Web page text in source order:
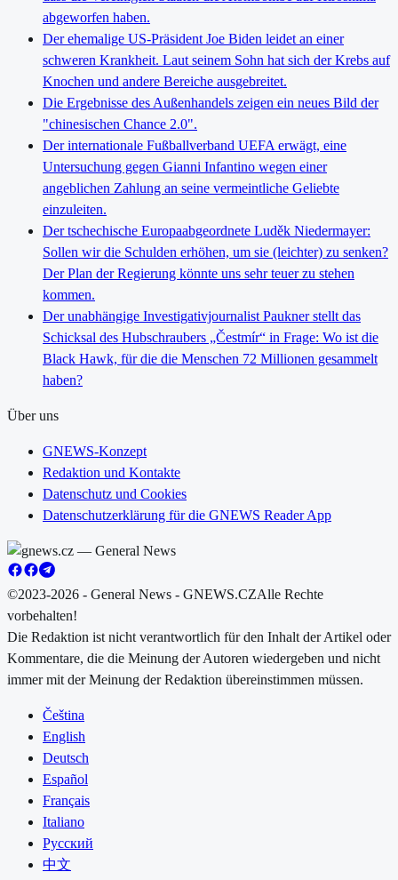
abgeworfen haben.
Der ehemalige US-Präsident Joe Biden leidet an einer
schweren Krankheit. Laut seinem Sohn hat sich der Krebs auf
Knochen und andere Bereiche ausgebreitet.
Die Ergebnisse des Außenhandels zeigen ein neues Bild der
"chinesischen Chance 2.0".
Der internationale Fußballverband UEFA erwägt, eine
Untersuchung gegen Gianni Infantino wegen einer
angeblichen Zahlung an seine vermeintliche Geliebte
einzuleiten.
Der tschechische Europaabgeordnete Luděk Niedermayer:
Sollen wir die Schulden erhöhen, um sie (leichter) zu senken?
Der Plan der Regierung könnte uns sehr teuer zu stehen
kommen.
Der unabhängige Investigativjournalist Paukner stellt das
Schicksal des Hubschraubers „Čestmír“ in Frage: Wo ist die
Black Hawk, für die die Menschen 72 Millionen gesammelt
haben?
Über uns
GNEWS-Konzept
Redaktion und Kontakte
Datenschutz und Cookies
Datenschutzerklärung für die GNEWS Reader App
©2023-2026 - General News - GNEWS.CZAlle Rechte
vorbehalten!
Die Redaktion ist nicht verantwortlich für den Inhalt der Artikel oder
Kommentare, die die Meinung der Autoren wiedergeben und nicht
immer mit der Meinung der Redaktion übereinstimmen müssen.
Čeština
English
Deutsch
Español
Français
Italiano
Русский
中文